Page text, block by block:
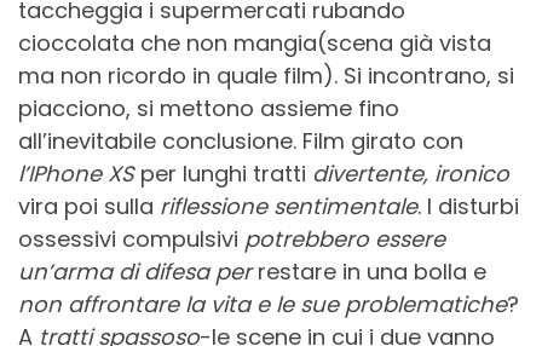
taccheggia i supermercati rubando
cioccolata che non mangia(scena già vista
ma non ricordo in quale film). Si incontrano, si
piacciono, si mettono assieme fino
all’inevitabile conclusione. Film girato con
l’IPhone XS per lunghi tratti divertente, ironico
vira poi sulla riflessione sentimentale. I disturbi
ossessivi compulsivi potrebbero essere
un’arma di difesa perrestare in una bolla e
non affrontare la vita e le sue problematiche?
A tratti spassoso-le scene in cui i due vanno